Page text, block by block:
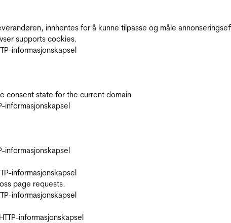
innhentes for å kunne tilpasse og måle
supports cookies.
informasjonskapsel
consent state for the current domain
informasjonskapsel
informasjonskapsel
informasjonskapsel
page requests.
informasjonskapsel
informasjonskapsel